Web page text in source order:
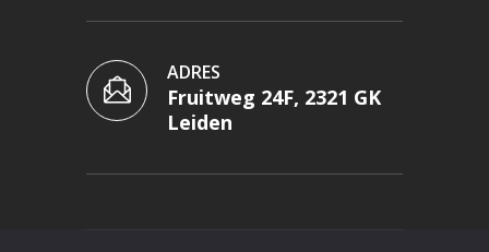
ADRES
Fruitweg 24F, 2321 GK
Leiden